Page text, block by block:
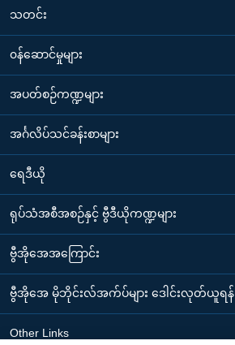
သတင်း
၀န်ဆောင်မှုများ
အပတ်စဉ်ကဏ္ဍများ
အင်္ဂလိပ်သင်ခန်းစာများ
ရေဒီယို
ရုပ်သံအစီအစဉ်နှင့် ဗွီဒီယိုကဏ္ဍများ
ဗွီအိုအေအကြောင်း
ဗွီအိုအေ မိုဘိုင်းလ်အက်ပ်များ ဒေါင်းလုတ်ယူရန်
Other Links